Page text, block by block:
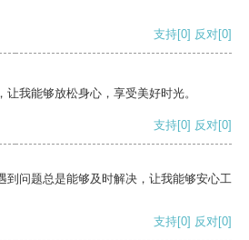
支持[0] 反对[0]
我能够放松身心，享受美好时光。
支持[0] 反对[0]
到问题总是能够及时解决，让我能够安心工
支持[0] 反对[0]